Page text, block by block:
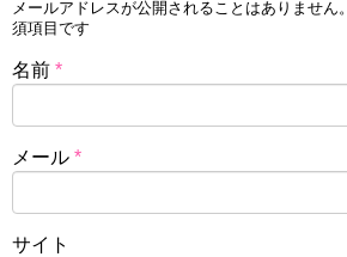
メールアドレスが公開されることはありません。
須項目です
名前 *
メール *
サイト